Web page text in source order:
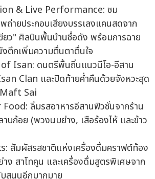
& Live Performance: ชม
ถ่ายประกอบเสียงบรรเลงแคนสดจาก
ว" ศิลปินพื้นบ้านชื่อดัง พร้อมการฉาย
ตึกเพิ่มความตื่นตาตื่นใจ
Isan: ดนตรีพื้นถิ่นแนวนีโอ-อีสาน
Clan และปิดท้ายค่ำคืนด้วยจังหวะสุด
Maft Sai
ลิ้มรสอาหารอีสานฟิวชั่นจากร้าน
บก้อย (พวงนมย่าง, เสือร้องไห้ และข้าว
สัมผัสรสชาติแห่งเครื่องดื่มคราฟต์ท้อง
ง สาโทคูน และเครื่องดื่มสูตรพิเศษจาก
สนุนอีกมากมาย